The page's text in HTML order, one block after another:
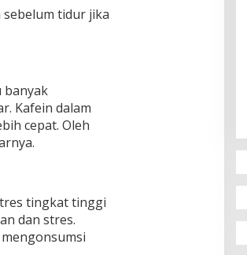
tidur jika
banyak
Kafein dalam
cepat. Oleh
tingkat tinggi
dan stres.